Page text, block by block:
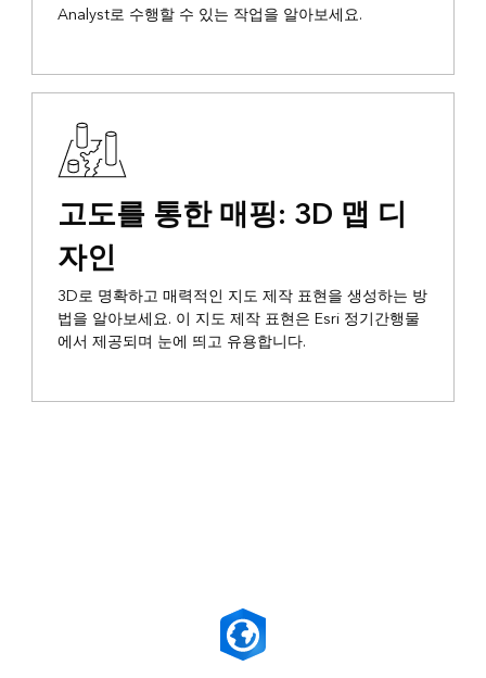
Analyst로 수행할 수 있는 작업을 알아보세요.
고도를 통한 매핑: 3D 맵 디
자인
3D로 명확하고 매력적인 지도 제작 표현을 생성하는 방
법을 알아보세요. 이 지도 제작 표현은 Esri 정기간행물
에서 제공되며 눈에 띄고 유용합니다.